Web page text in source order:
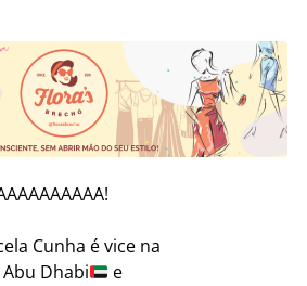
Cunha é vice na
Dhabi
e